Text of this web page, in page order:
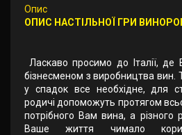
Опис
ОПИС НАСТІЛЬНОЇ ГРИ
Ласкаво просимо до Італії, де
бізнесменом з виробництва
у спадок все необхідне, для
родичі допоможуть протягом
потрібного Вам вина, а різного
Ваше життя чимало